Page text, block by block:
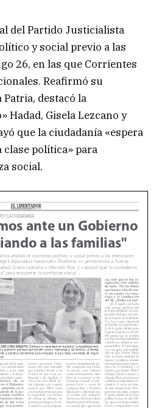
del Partido Justicialista
y social previo a las
26, en las que Corrientes
Reafirmó su
destacó la
Hadad, Gisela Lezcano y
que la ciudadanía «espera
política» para
social.